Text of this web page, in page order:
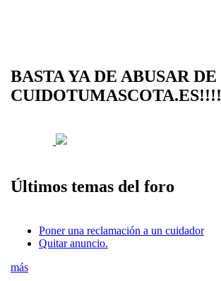
BASTA YA DE ABUSAR DE
CUIDOTUMASCOTA.ES!!!!
Últimos temas del foro
Poner una reclamación a un cuidador
Quitar anuncio.
más